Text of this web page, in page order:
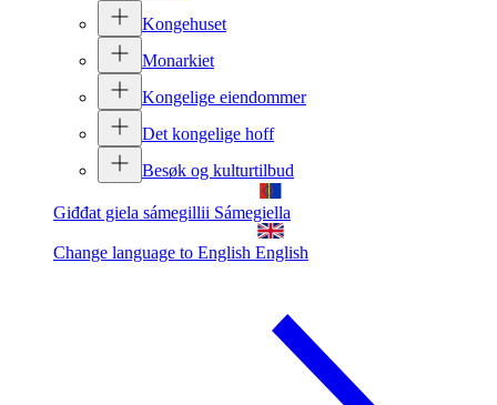
Kongehuset
Monarkiet
Kongelige eiendommer
Det kongelige hoff
Besøk og kulturtilbud
Giđđat giela sámegillii Sámegiella
Change language to English English